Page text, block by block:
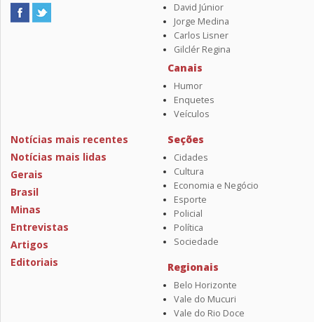
David Júnior
Jorge Medina
Carlos Lisner
Gilclér Regina
Canais
Humor
Enquetes
Veículos
Notícias mais recentes
Notícias mais lidas
Gerais
Brasil
Minas
Entrevistas
Artigos
Editoriais
Seções
Cidades
Cultura
Economia e Negócio
Esporte
Policial
Política
Sociedade
Regionais
Belo Horizonte
Vale do Mucuri
Vale do Rio Doce